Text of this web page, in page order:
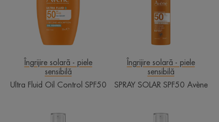
SPF50
Îngrijire solară - piele
sensibilă
Ultra Fluid Oil Control SPF50
Îngrijire solară - piele
sensibilă
SPRAY SOLAR SPF50 Avène
FLUID
FLUID